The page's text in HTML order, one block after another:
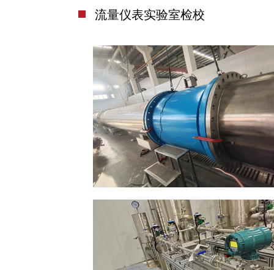
流量仪表实验室检校